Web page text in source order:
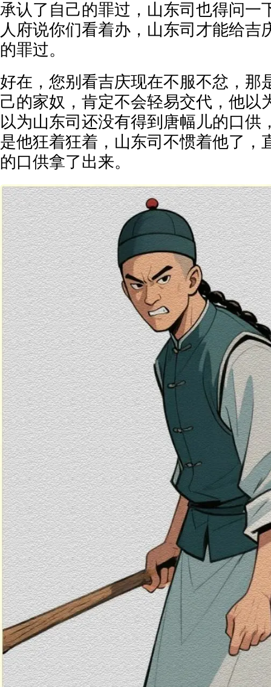
承认了自己的罪过，山东司也得问一
人府说你们看着办，山东司才能给吉
的罪过。
好在，您别看吉庆现在不服不忿，那
己的家奴，肯定不会轻易交代，他以
以为山东司还没有得到唐幅儿的口供
是他狂着狂着，山东司不惯着他了，
的口供拿了出来。